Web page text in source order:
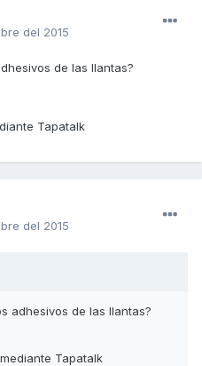
del 2015
de las llantas?
Tapatalk
del 2015
adhesivos de las llantas?
Tapatalk